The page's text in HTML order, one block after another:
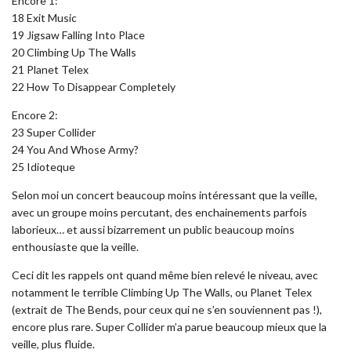
18 Exit Music
19 Jigsaw Falling Into Place
20 Climbing Up The Walls
21 Planet Telex
22 How To Disappear Completely
Encore 2:
23 Super Collider
24 You And Whose Army?
25 Idioteque
Selon moi un concert beaucoup moins intéressant que la veille,
avec un groupe moins percutant, des enchainements parfois
laborieux… et aussi bizarrement un public beaucoup moins
enthousiaste que la veille.
Ceci dit les rappels ont quand même bien relevé le niveau, avec
notamment le terrible Climbing Up The Walls, ou Planet Telex
(extrait de The Bends, pour ceux qui ne s’en souviennent pas !),
encore plus rare. Super Collider m’a parue beaucoup mieux que la
veille, plus fluide.